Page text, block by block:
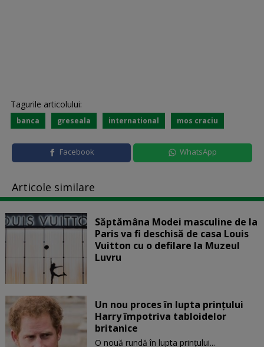
Tagurile articolului:
banca greseala international mos craciu
Facebook WhatsApp
Articole similare
Săptămâna Modei masculine de la
Paris va fi deschisă de casa Louis
Vuitton cu o defilare la Muzeul
Luvru
Un nou proces în lupta prinţului
Harry împotriva tabloidelor
britanice
O nouă rundă în lupta prinţului...